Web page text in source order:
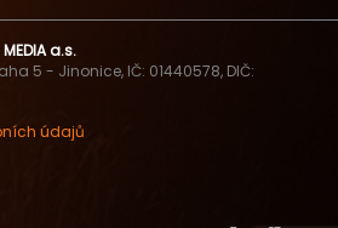
MEDIA a.s.
5 - Jinonice, IČ: 01440578, DIČ:
údajů